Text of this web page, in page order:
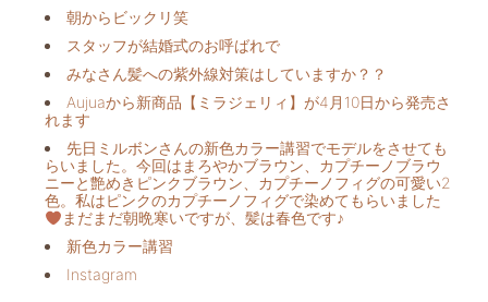
朝からビックリ️笑
スタッフが結婚式のお呼ばれで
みなさん髪への紫外線対策はしていますか？？
Aujuaから新商品【ミラジェリィ】が4月10日から発売さ
れます
先日ミルボンさんの新色カラー講習でモデルをさせても
らいました。今回はまろやかブラウン、カプチーノブラウ
ニーと艶めきピンクブラウン、カプチーノフィグの可愛い2
色。私はピンクのカプチーノフィグで染めてもらいました
まだまだ朝晩寒いですが、髪は春色です♪
新色カラー講習
Instagram